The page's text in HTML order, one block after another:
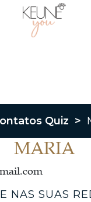
Quiz >
MARIA
NAS SUAS